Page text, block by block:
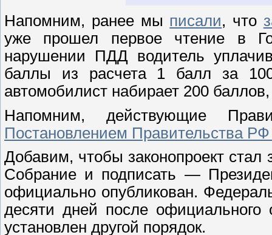
Напомним, ранее мы писали, что
уже прошел первое чтение в
нарушении ПДД водитель
баллы из расчета 1 балл за
автомобилист набирает 200
Напомним, действующие
Постановлением Правительства
Добавим, чтобы законопроект
Собрание и подписать —
официально опубликован.
десяти дней после
установлен другой порядок.